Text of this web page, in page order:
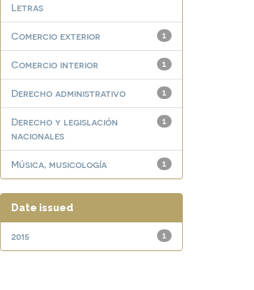
Letras
1
Comercio exterior
1
Comercio interior
1
Derecho administrativo
1
Derecho y legislación
nacionales
1
Música, musicología
Date issued
1
2015